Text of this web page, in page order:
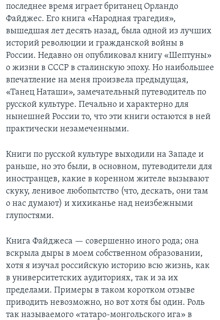
последнее время играет британец Орландо
Файджес. Его книга «Народная трагедия»,
вышедшая лет десять назад, была одной из лучших
историй революции и гражданской войны в
России. Недавно он опубликовал книгу «Шептуны»
о жизни в СССР в сталинскую эпоху. Но наибольшее
впечатление на меня произвела предыдущая,
«Танец Наташи», замечательный путеводитель по
русской культуре. Печально и характерно для
нынешней России то, что эти книги остаются в ней
практически незамеченными.
Книги по русской культуре выходили на Западе и
раньше, но это были, в основном, путеводители для
иностранцев, какие в коренном жителе вызывают
скуку, ленивое любопытство (что, дескать, они там
о нас думают) и хихиканье над неизбежными
глупостями.
Книга Файджеса — совершенно иного рода; она
вскрыла дыры в моем собственном образовании,
хотя я изучал российскую историю всю жизнь, как
в университетских аудиториях, так и за их
пределами. Примеры в таком коротком отзыве
приводить невозможно, но вот хотя бы один. Роль
так называемого «татаро-монгольского ига» в